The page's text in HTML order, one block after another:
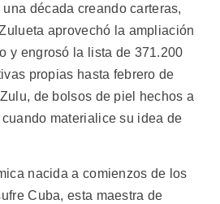
década creando carteras,
aprovechó la ampliación
y engrosó la lista de 371.200
propias hasta febrero de
de bolsos de piel hechos a
materialice su idea de
nacida a comienzos de los
Cuba, esta maestra de